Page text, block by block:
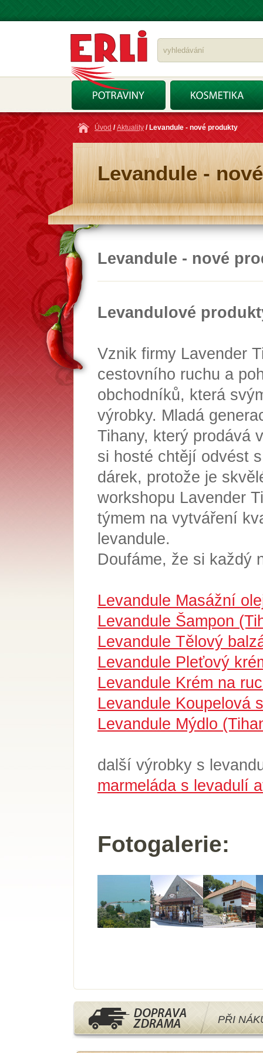
Úvod /Aktuality / Levandule - nové produkty
Levandule -
Levandule - nové
Levandulové
Vznik firmy Lavender
cestovního ruchu a
obchodníků, která
výrobky. Mladá
Tihany, který prodává
si hosté chtějí odvést
dárek, protože je
workshopu Lavender
týmem na vytváření
levandule.
Doufáme, že si každý
Levandule Masážní
Levandule Šampon
Levandule Tělový
Levandule Pleťový
Levandule Krém na
Levandule Koupelová
Levandule Mýdlo
další výrobky s
marmeláda s levadulí
Fotogalerie:
PŘI